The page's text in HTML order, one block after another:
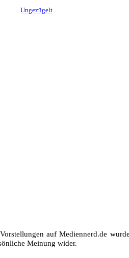
Ungezügelt
auf Mediennerd.de
Meinung wider.